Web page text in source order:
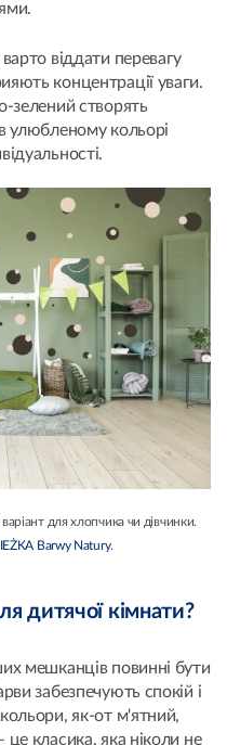
віддати перевагу
концентрації уваги.
зелений створять
улюбленому кольорі
для хлопчика чи дівчинки.
Barwy Natury.
дитячої кімнати?
мешканців повинні бути
забезпечують спокій і
як-от м'ятний,
класика, яка ніколи не